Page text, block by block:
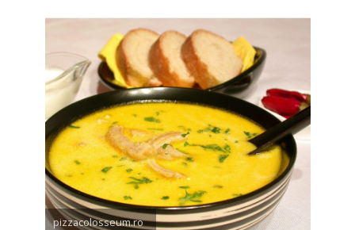
pizzacolosseum.ro